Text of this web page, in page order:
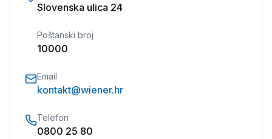
Slovenska ulica 24
Poštanski broj
10000
Email
kontakt@wiener.hr
Telefon
0800 25 80